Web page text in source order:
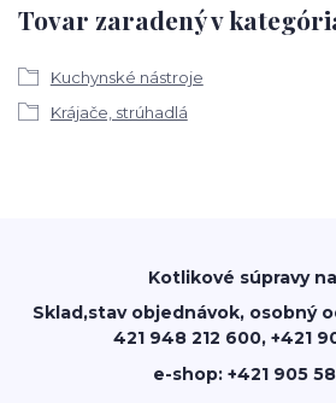
Tovar zaradený v
Kuchynské nástroje
Krájače, strúhadlá
Kotlikové súpravy
Sklad,stav objednávok, osobný
421 948 212 600, +421
e-shop: +421 905